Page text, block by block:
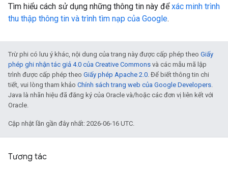
Tìm hiểu cách sử dụng những thông tin này đểxác minh trình
thu thập thông tin và trình tìm nạp của Google.
Trừ phi có lưu ý khác, nội dung của trang này được cấp phép theo Giấy
phép ghi nhận tác giả 4.0 của Creative Commons và các mẫu mã lập
trình được cấp phép theo Giấy phép Apache 2.0. Để biết thông tin chi
tiết, vui lòng tham khảo Chính sách trang web của Google Developers.
Java là nhãn hiệu đã đăng ký của Oracle và/hoặc các đơn vị liên kết với
Oracle.
Cập nhật lần gần đây nhất: 2026-06-16 UTC.
Tương tác